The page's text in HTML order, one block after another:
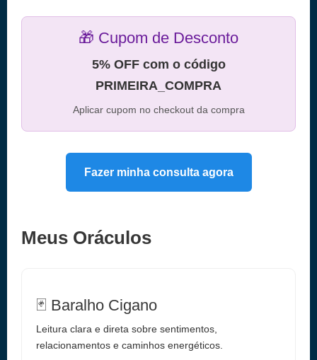
🎁 Cupom de Desconto
5% OFF com o código
PRIMEIRA_COMPRA
Aplicar cupom no checkout da compra
Fazer minha consulta agora
Meus Oráculos
🃏 Baralho Cigano
Leitura clara e direta sobre sentimentos,
relacionamentos e caminhos energéticos.